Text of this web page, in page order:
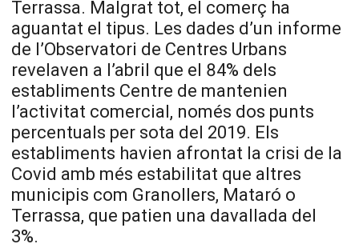
Terrassa. Malgrat tot, el comerç ha
aguantat el tipus. Les dades d’un informe
de l’Observatori de Centres Urbans
revelaven a l’abril que el 84% dels
establiments Centre de mantenien
l’activitat comercial, només dos punts
percentuals per sota del 2019. Els
establiments havien afrontat la crisi de la
Covid amb més estabilitat que altres
municipis com Granollers, Mataró o
Terrassa, que patien una davallada del
3%.